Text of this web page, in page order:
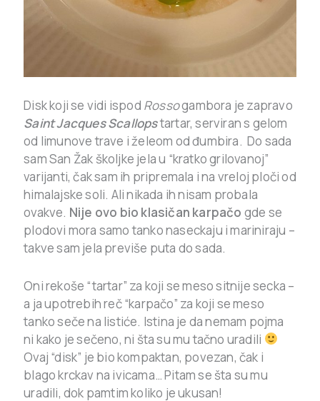
Disk koji se vidi ispod Rossogambora je zapravo
Saint Jacques Scallopstartar, serviran s gelom
od limunove trave i želeom od đumbira. Do sada
sam San Žak školjke jela u “kratko grilovanoj”
varijanti, čak sam ih pripremala i na vreloj ploči od
himalajske soli. Ali nikada ih nisam probala
ovakve. Nije ovo bio klasičan karpačo gde se
plodovi mora samo tanko naseckaju i mariniraju –
takve sam jela previše puta do sada.
Oni rekoše “tartar” za koji se meso sitnije secka –
a ja upotrebih reč “karpačo” za koji se meso
tanko seče na listiće. Istina je da nemam pojma
ni kako je sečeno, ni šta su mu tačno uradili
Ovaj “disk” je bio kompaktan, povezan, čak i
blago krckav na ivicama… Pitam se šta su mu
uradili, dok pamtim koliko je ukusan!